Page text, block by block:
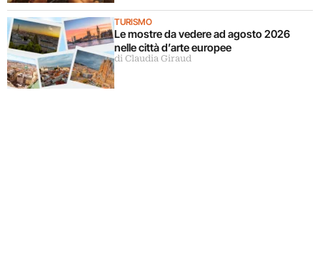
TURISMO
Le mostre da vedere ad agosto 2026
nelle città d’arte europee
di Claudia Giraud